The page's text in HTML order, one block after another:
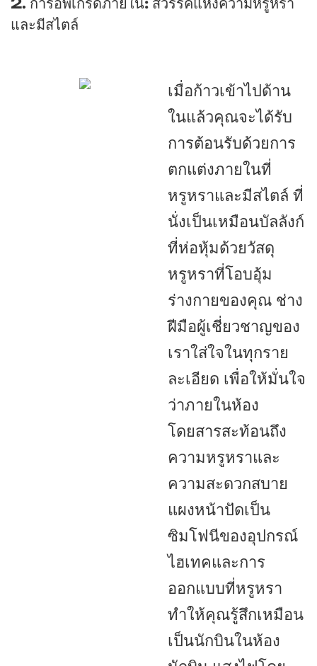
และมีสไตล์
เมื่อก้าวเข้าไปด้าน
ในแล้วคุณจะได้รับ
การต้อนรับด้วยการ
ตกแต่งภายในที่
หรูหราและมีสไตล์ ที่
นั่งเป็นเหมือนบัลลังก์
ที่ห่อหุ้มด้วยวัสดุ
หรูหราที่โอบอุ้ม
ร่างกายของคุณ ช่าง
ฝีมือผู้เชี่ยวชาญของ
เราใส่ใจในทุกราย
ละเอียด เพื่อให้มั่นใจ
ว่าภายในห้อง
โดยสารสะท้อนถึง
ความหรูหราและ
ความสะดวกสบาย
แผงหน้าปัดเป็น
ซิมโฟนีของอุปกรณ์
ไฮเทคและการ
ออกแบบที่หรูหรา
ทำให้คุณรู้สึกเหมือน
เป็นนักบินในห้อง